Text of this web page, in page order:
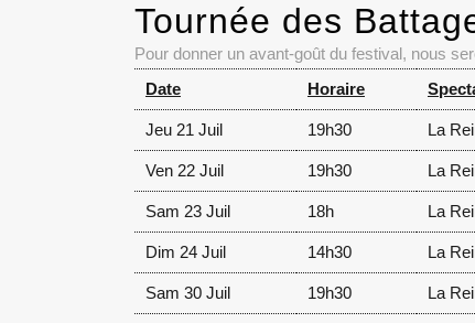
Tournée des
Pour donner un avant-goût du festival, nous
Date
Horaire
Jeu 21 Juil 19h30 La
Ven 22 Juil 19h30 La
Sam 23 Juil 18h La
Dim 24 Juil 14h30 La
Sam 30 Juil 19h30 La